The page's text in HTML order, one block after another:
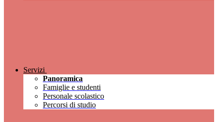
Servizi
Panoramica
Famiglie e studenti
Personale scolastico
Percorsi di studio